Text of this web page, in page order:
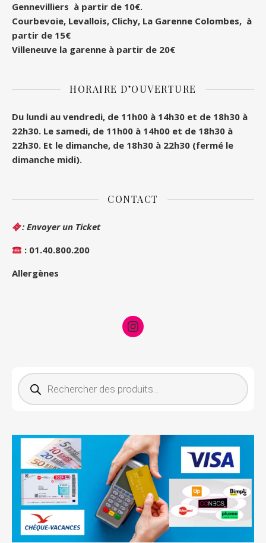
Gennevilliers à partir de 10€.
Courbevoie, Levallois, Clichy, La Garenne Colombes, à
partir de 15€
Villeneuve la garenne à partir de 20€
HORAIRE D’OUVERTURE
Du lundi au vendredi, de 11h00 à 14h30 et de 18h30 à
22h30. Le samedi, de 11h00 à 14h00 et de 18h30 à
22h30. Et le dimanche, de 18h30 à 22h30 (fermé le
dimanche midi).
CONTACT
: Envoyer un Ticket
: 01.40.800.200
Allergènes
Instagram
Recherche de produits